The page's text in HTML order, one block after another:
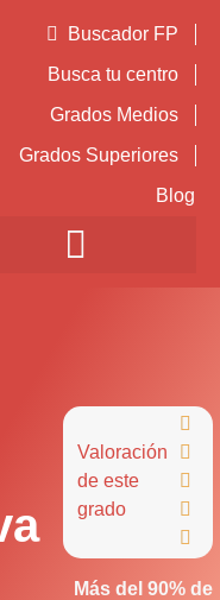
Buscador FP
Busca tu centro
Grados Medios
Grados Superiores
Blog
Valoración
de este
grado





Más del 90% de